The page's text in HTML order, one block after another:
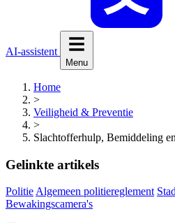
AI-assistent
Menu
Home
>
Veiligheid & Preventie
>
Slachtofferhulp, Bemiddeling
Gelinkte artikels
Politie Algemeen politiereglement
Bewakingscamera's